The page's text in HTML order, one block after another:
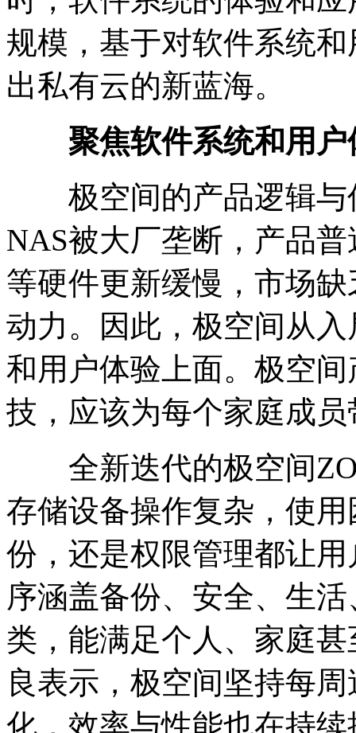
规模，基于对软件系统
出私有云的新蓝海。
聚焦软件系统和用户
极空间的产品逻辑与
NAS被大厂垄断，产品
等硬件更新缓慢，市场
动力。因此，极空间从
和用户体验上面。极空
技，应该为每个家庭成
全新迭代的极空间
存储设备操作复杂，使
份，还是权限管理都让
序涵盖备份、安全、生
类，能满足个人、家庭
良表示，极空间坚持每
化，效率与性能也在持续